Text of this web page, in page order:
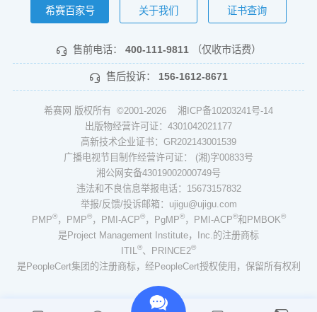
希赛百家号 关于我们 证书查询
售前电话： 400-111-9811 （仅收市话费）
售后投诉： 156-1612-8671
希赛网 版权所有 ©2001-2026 湘ICP备10203241号-14
出版物经营许可证：4301042021177
高新技术企业证书：GR202143001539
广播电视节目制作经营许可证： (湘)字00833号
湘公网安备43019002000749号
违法和不良信息举报电话：15673157832
举报/反馈/投诉邮箱：ujigu@ujigu.com
PMP®，PMP®，PMI-ACP®，PgMP®，PMI-ACP®和PMBOK®
是Project Management Institute，Inc.的注册商标
ITIL®、PRINCE2®
是PeopleCert集团的注册商标，经PeopleCert授权使用，保留所有权利